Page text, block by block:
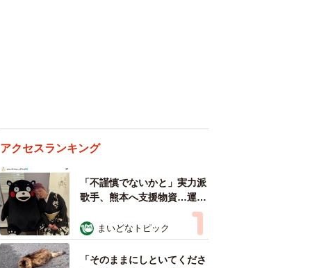
アクセスランキング
「不謹慎でないかと」実力派
歌手、熊本へ支援物資…運搬
トラックの車体デザインにた
めらい 「痛いほど伝わる」
「行動され立派」
まいどなトピック
「そのままにしといてくださ